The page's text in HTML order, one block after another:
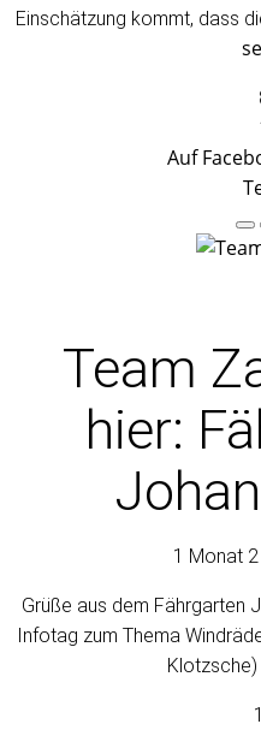
Einschätzung kommt, dass
Auf
Team
hier:
1 Monat
Grüße aus dem Fährgarten
Infotag zum Thema
Klotzsche)